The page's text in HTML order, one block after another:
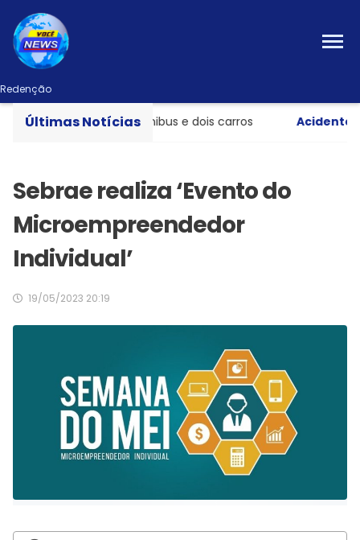
Redenção
Últimas Notícias
entre caminhão, ônibus e dois carros Acidente
Sebrae realiza ‘Evento do
Microempreendedor
Individual’
19/05/2023 20:19